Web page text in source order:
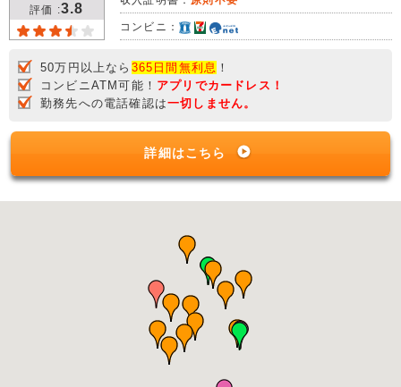
評価 :3.8
コンビニ：
50万円以上なら 365日間無利息 ！
コンビニATM可能！ アプリでカードレス！
勤務先への電話確認は一切しません。
詳細はこちら